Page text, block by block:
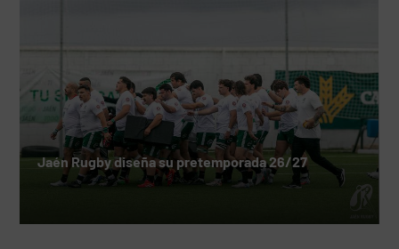
Jaén Rugby diseña su pretemporada 26/27